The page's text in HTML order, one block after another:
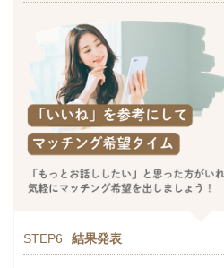
STEP6 結果発表